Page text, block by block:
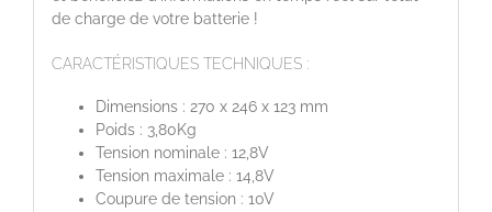
de charge de votre batterie !
CARACTÉRISTIQUES TECHNIQUES :
Dimensions : 270 x 246 x 123 mm
Poids : 3,80Kg
Tension nominale : 12,8V
Tension maximale : 14,8V
Coupure de tension : 10V